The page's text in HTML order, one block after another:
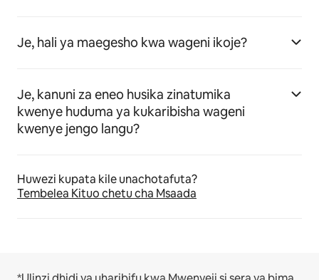
Je, hali ya maegesho kwa wageni ikoje?
Je, kanuni za eneo husika zinatumika
kwenye huduma ya kukaribisha wageni
kwenye jengo langu?
Huwezi kupata kile unachotafuta?
Tembelea Kituo chetu cha Msaada